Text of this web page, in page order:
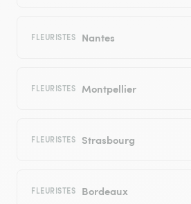
FLEURISTES Nantes
FLEURISTES Montpellier
FLEURISTES Strasbourg
FLEURISTES Bordeaux